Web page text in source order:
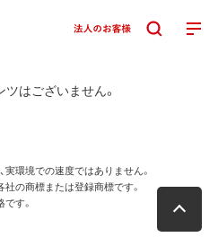
はございません。
環境での速度ではありません。
の商標または登録商標です。
す。